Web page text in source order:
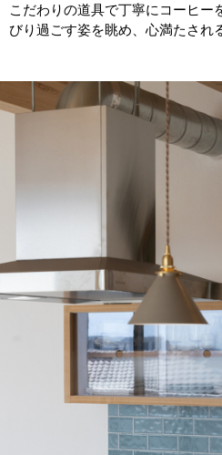
こだわりの道具で丁寧にコーヒー
びり過ごす姿を眺め、心満たされ